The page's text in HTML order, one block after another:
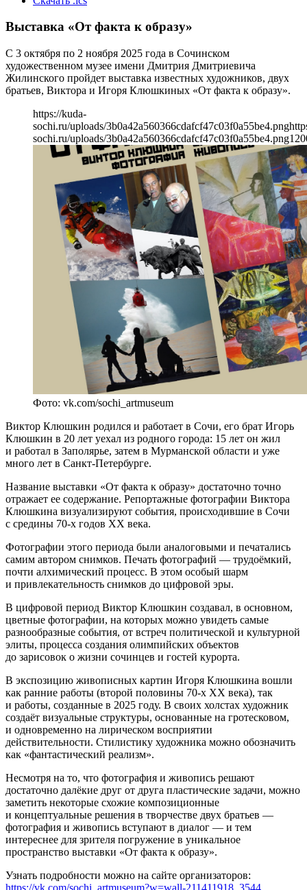
Выставка «От факта к образу»
С 3 октября по 2 ноября 2025 года в Сочинском
художественном музее имени Дмитрия Дмитриевича
Жилинского пройдет выставка известных художников, двух
братьев, Виктора и Игоря Клюшкиных «От факта к образу».
https://kuda-
sochi.ru/uploads/3b0a42a560366cdafcf47c03f0a55be4.png
sochi.ru/uploads/3b0a42a560366cdafcf47c03f0a55be4.png
Фото: vk.com/sochi_artmuseum
Виктор Клюшкин родился и работает в Сочи, его брат Игорь
Клюшкин в 20 лет уехал из родного города: 15 лет он жил
и работал в Заполярье, затем в Мурманской области и уже
много лет в Санкт-Петербурге.
Название выставки «От факта к образу» достаточно точно
отражает ее содержание. Репортажные фотографии Виктора
Клюшкина визуализируют события, происходившие в Сочи
с средины 70-х годов ХХ века.
Фотографии этого периода были аналоговыми и печатались
самим автором снимков. Печать фотографий — трудоёмкий,
почти алхимический процесс. В этом особый шарм
и привлекательность снимков до цифровой эры.
В цифровой период Виктор Клюшкин создавал, в основном,
цветные фотографии, на которых можно увидеть самые
разнообразные события, от встреч политической и культурной
элиты, процесса создания олимпийских объектов
до зарисовок о жизни сочинцев и гостей курорта.
В экспозицию живописных картин Игоря Клюшкина вошли
как ранние работы (второй половины 70-х ХХ века), так
и работы, созданные в 2025 году. В своих холстах художник
создаёт визуальные структуры, основанные на гротесковом,
и одновременно на лирическом восприятии
действительности. Стилистику художника можно обозначить
как «фантастический реализм».
Несмотря на то, что фотография и живопись решают
достаточно далёкие друг от друга пластические задачи, можно
заметить некоторые схожие композиционные
и концептуальные решения в творчестве двух братьев —
фотография и живопись вступают в диалог — и тем
интереснее для зрителя погружение в уникальное
пространство выставки «От факта к образу».
Узнать подробности можно на сайте организаторов:
https://vk.com/sochi_artmuseum?w=wall-211411918_3544